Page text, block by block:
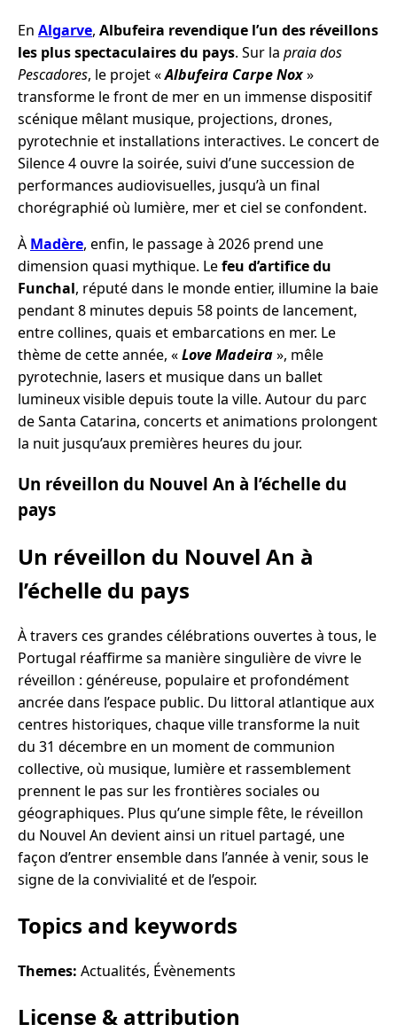
En Algarve, Albufeira revendique l’un des réveillons
les plus spectaculaires du pays. Sur la praia dos
Pescadores, le projet «Albufeira Carpe Nox»
transforme le front de mer en un immense dispositif
scénique mêlant musique, projections, drones,
pyrotechnie et installations interactives. Le concert de
Silence 4 ouvre la soirée, suivi d’une succession de
performances audiovisuelles, jusqu’à un final
chorégraphié où lumière, mer et ciel se confondent.
À Madère, enfin, le passage à 2026 prend une
dimension quasi mythique. Lefeu d’artifice du
Funchal, réputé dans le monde entier, illumine la baie
pendant 8 minutes depuis 58 points de lancement,
entre collines, quais et embarcations en mer. Le
thème de cette année, «Love Madeira», mêle
pyrotechnie, lasers et musique dans un ballet
lumineux visible depuis toute la ville. Autour du parc
de Santa Catarina, concerts et animations prolongent
la nuit jusqu’aux premières heures du jour.
Un réveillon du Nouvel An à l’échelle du
pays
Un réveillon du Nouvel An à
l’échelle du pays
À travers ces grandes célébrations ouvertes à tous, le
Portugal réaffirme sa manière singulière de vivre le
réveillon : généreuse, populaire et profondément
ancrée dans l’espace public. Du littoral atlantique aux
centres historiques, chaque ville transforme la nuit
du 31 décembre en un moment de communion
collective, où musique, lumière et rassemblement
prennent le pas sur les frontières sociales ou
géographiques. Plus qu’une simple fête, le réveillon
du Nouvel An devient ainsi un rituel partagé, une
façon d’entrer ensemble dans l’année à venir, sous le
signe de la convivialité et de l’espoir.
Topics and keywords
Themes: Actualités, Évènements
License & attribution